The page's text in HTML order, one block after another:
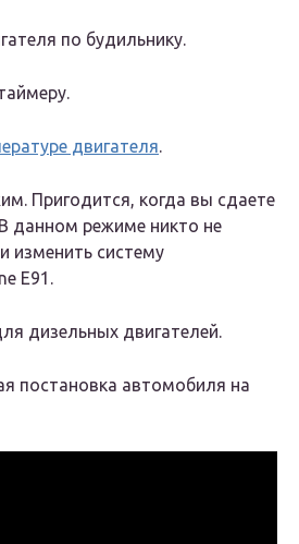
по будильнику.
двигателя.
Пригодится, когда вы сдаете
данном режиме никто не
изменить систему
E91.
дизельных двигателей.
постановка автомобиля на